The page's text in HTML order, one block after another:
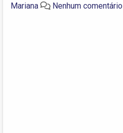
Mariana
Nenhum comentário